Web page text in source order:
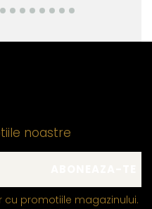
noastre
cu promotiile magazinului.